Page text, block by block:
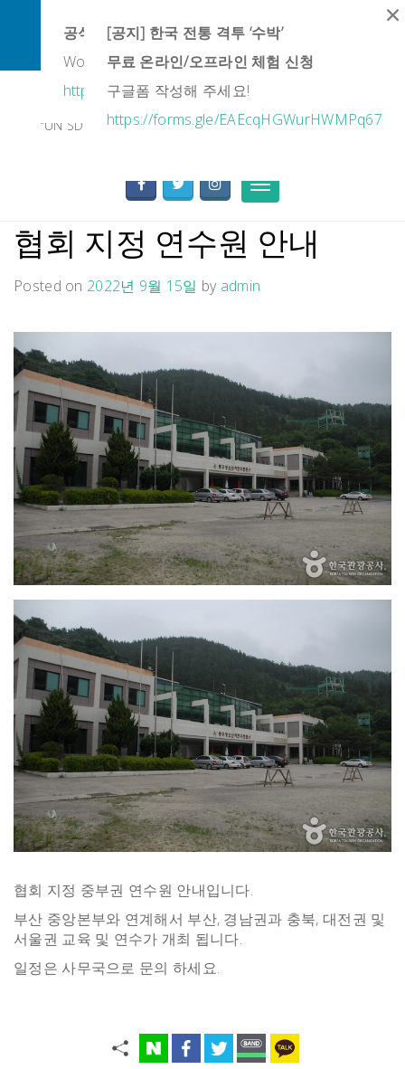
content
사)대한수박협회
"UN SDG 가치와 함께하는 전통 전사 신체문화의 보존과 전
Toggle
navigation
협회 지정 연수원 안내
Posted on 2022년 9월 15일 by admin
협회 지정 중부권 연수원 안내입니다.
부산 중앙본부와 연계해서 부산, 경남권과 충북, 대전권 및
서울권 교육 및 연수가 개최 됩니다.
일정은 사무국으로 문의 하세요.
공식 유튜브 채널
World Subak Federation | Heritage & Education
https://www.youtube.com/@WSFSubak
×
[공지] 한국 전통 격투 ‘수박’
무료 온라인/오프라인 체험 신청
구글폼 작성해 주세요!
https://forms.gle/EAEcqHGWurHWMPq67
×